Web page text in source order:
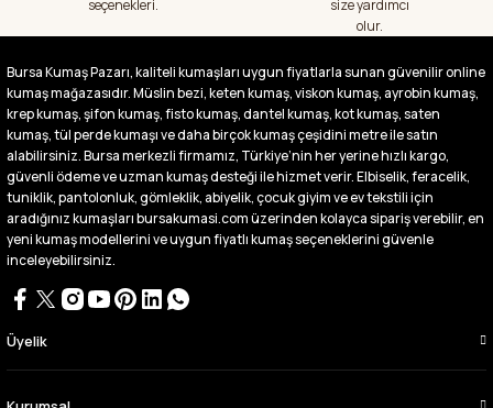
büyük kolaylık emeği geçenlere teşekkür
ediyorum
Abdurrahman Samsur | 24/07/2026
Buradan ikinci alışverişim ikisinden de çok
memnun kaldım teşekkürler.
Büşra Singeç | 02/07/2026
Bursa kumaş pazarından defalarca kumaş
aldım videoda anlatılıp gosterildigi gibi
uygun fiyatlarından ve kalitesinden dolayı
tercih ettiğim kumaşçi
seçenekleri.
size yardımcı
olur.
Bursa Kumaş Pazarı, kaliteli kumaşları uygun fiyatlarla sunan güvenilir online
kumaş mağazasıdır. Müslin bezi, keten kumaş, viskon kumaş, ayrobin kumaş,
krep kumaş, şifon kumaş, fisto kumaş, dantel kumaş, kot kumaş, saten
kumaş, tül perde kumaşı ve daha birçok kumaş çeşidini metre ile satın
alabilirsiniz. Bursa merkezli firmamız, Türkiye’nin her yerine hızlı kargo,
güvenli ödeme ve uzman kumaş desteği ile hizmet verir. Elbiselik, feracelik,
tuniklik, pantolonluk, gömleklik, abiyelik, çocuk giyim ve ev tekstili için
aradığınız kumaşları bursakumasi.com üzerinden kolayca sipariş verebilir, en
yeni kumaş modellerini ve uygun fiyatlı kumaş seçeneklerini güvenle
inceleyebilirsiniz.
Üyelik